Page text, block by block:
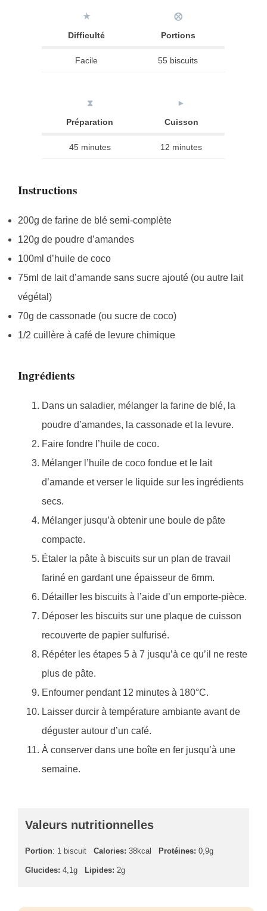
★
Difficulté
⨂
Portions
Facile 55 biscuits
⧗
Préparation
►
Cuisson
45 minutes 12 minutes
Instructions
200g de farine de blé semi-complète
120g de poudre d’amandes
100ml d’huile de coco
75ml de lait d’amande sans sucre ajouté (ou autre lait
végétal)
70g de cassonade (ou sucre de coco)
1/2 cuillère à café de levure chimique
Ingrédients
Dans un saladier, mélanger la farine de blé, la
poudre d’amandes, la cassonade et la levure.
Faire fondre l’huile de coco.
Mélanger l’huile de coco fondue et le lait
d’amande et verser le liquide sur les ingrédients
secs.
Mélanger jusqu’à obtenir une boule de pâte
compacte.
Étaler la pâte à biscuits sur un plan de travail
fariné en gardant une épaisseur de 6mm.
Détailler les biscuits à l’aide d’un emporte-pièce.
Déposer les biscuits sur une plaque de cuisson
recouverte de papier sulfurisé.
Répéter les étapes 5 à 7 jusqu’à ce qu’il ne reste
plus de pâte.
Enfourner pendant 12 minutes à 180°C.
Laisser durcir à température ambiante avant de
déguster autour d’un café.
À conserver dans une boîte en fer jusqu’à une
semaine.
Valeurs nutritionnelles
Portion: 1 biscuit Calories: 38kcal Protéines: 0,9g
Glucides: 4,1g Lipides: 2g